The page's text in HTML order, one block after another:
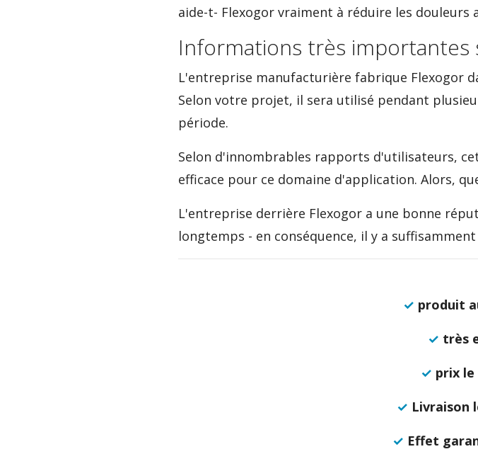
aide-t- Flexogor vraiment à réduire les douleurs
Informations très importantes
L'entreprise manufacturière fabrique Flexogor
Selon votre projet, il sera utilisé pendant
période.
Selon d'innombrables rapports d'utilisateurs,
efficace pour ce domaine d'application. Alors,
L'entreprise derrière Flexogor a une bonne
longtemps - en conséquence, il y a
✓ produit
✓ très
✓ prix le
✓ Livraison
✓ Effet